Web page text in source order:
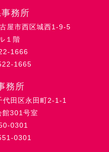
務所
屋市西区城西1-9-5
１階
1666
1665
務所
田区永田町2-1-1
館301号室
0301
0301